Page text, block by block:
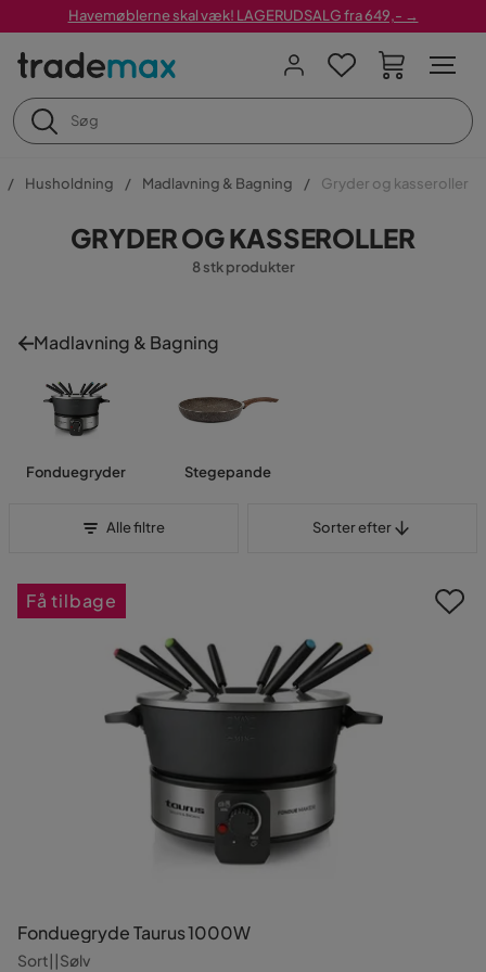
Havemøblerne skal væk! LAGERUDSALG fra 649,- →
Husholdning Madlavning & Bagning Gryder og kasseroller
GRYDER OG KASSEROLLER
8 stk produkter
Madlavning & Bagning
Fonduegryder Stegepande
Alle filtre Sorter efter
Fonduegryde Taurus 1000W
Sort||Sølv
Få tilbage